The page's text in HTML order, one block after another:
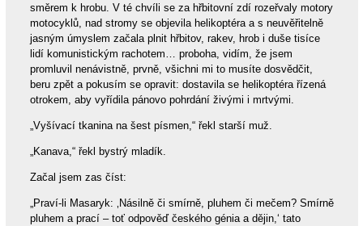
směrem k hrobu. V té chvíli se za hřbitovní zdí rozeřvaly motory
motocyklů, nad stromy se objevila helikoptéra a s neuvěřitelně
jasným úmyslem začala plnit hřbitov, rakev, hrob i duše tisíce
lidí komunistickým rachotem… proboha, vidím, že jsem
promluvil nenávistně, prvně, všichni mi to musíte dosvědčit,
beru zpět a pokusím se opravit: dostavila se helikoptéra řízená
otrokem, aby vyřídila pánovo pohrdání živými i mrtvými.
„Vyšívací tkanina na šest písmen,“ řekl starší muž.
„Kanava,“ řekl bystrý mladík.
Začal jsem zas číst:
„Praví-li Masaryk: ‚Násilně či smírně, pluhem či mečem? Smírně
pluhem a prací – toť odpověď českého génia a dějin,‘ tato